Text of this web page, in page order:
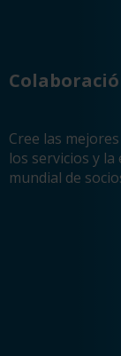
Cree las
los servicios y
mundial de